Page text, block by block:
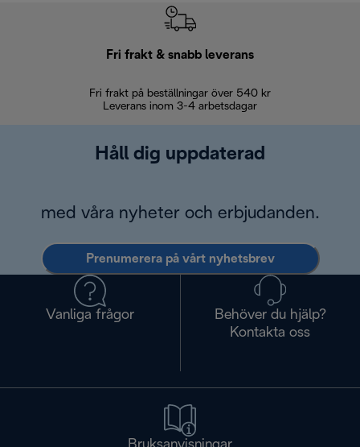
Fri frakt & snabb leverans
Fri frakt på beställningar över 540 kr
Leverans inom 3-4 arbetsdagar
Håll dig uppdaterad
med våra nyheter och erbjudanden.
Prenumerera på vårt nyhetsbrev
Vanliga frågor
Behöver du hjälp?
Kontakta oss